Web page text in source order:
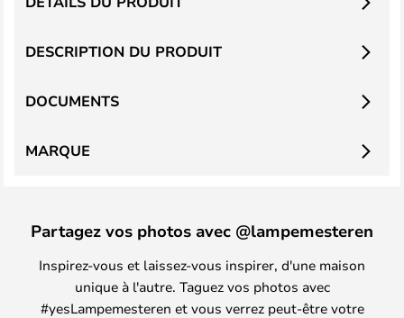
DESCRIPTION DU PRODUIT
DOCUMENTS
MARQUE
Partagez vos photos avec @lampemesteren
Inspirez-vous et laissez-vous inspirer, d'une maison
unique à l'autre. Taguez vos photos avec
#yesLampemesteren et vous verrez peut-être votre